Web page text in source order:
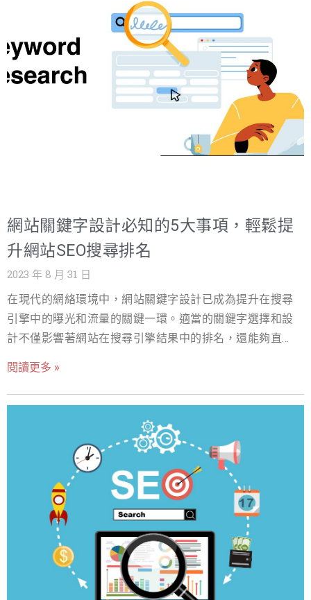
用是通過分析網站間的連結數量與來源品質，從而給予排
名，可後來因爲發生反向連結濫用等情況，於是在2012年
Google推出新的企鵝演算法。 企鵝演算法的出現補足了
PageRank演算法的漏洞，能有效打擊刻意操作網站反向連
結或製造大量垃圾連結者，可以說是Google的最佳連結品
質守門員！而這也意味著，如果想讓網站擁有好排名，必
須從企鵝演算法重視的連結品質、關聯性等方向做整體的
內部、外部連結規劃。 內部連結：網站的導覽員，讓
道，讓彼此串連一起，不管是對Google搜尋引擎或用戶來
說都有極大的好處！ 二、內部連結的作用 1.引導爬蟲了解
過網站爬蟲造訪、索引、排名3個步驟。而網站連結優化的
功能，正好可以幫助爬蟲在訪問自家網站時，隨著內部連
結從一個網頁順利到另一個網頁，以建立完整的網站地
圖，同時理解不同頁面之間的關聯性與層級，從而提升網
頁被發現及索引的速度。 2.提升頁面權重 網站上的A網頁
最多內部連結的網頁，不僅能被Google視為最重要的頁
面，相對地當首頁權重增加，也能取得比較高的排名。 3.
提高用戶的停留時間 透過內部連結將用戶引導至其他關聯
性高且有價值的網頁，往往能讓他們願意繼續探索網站，
除此之外，較長的停留時間也能被Google視為一個重要的
信號，表示網站能提供優質內容，進而對搜尋排名產生正
向影響。 三、該如何優化內部連結？ 1.善
網站關鍵字設計必知的5大事項，輕鬆提
升網站SEO搜尋排名
2023 年 8 月 31 日
在現代的網絡環境中，網站關鍵字設計已成為提升在搜尋
引擎中的曝光和流量的關鍵一環。適當的關鍵字選擇和設
計不僅影響著網站在搜尋引擎結果中的排名，還能夠直接
對於每個網站來說，理解並運用關鍵字設計的原則是相當
品牌，一定都希望自己的網站，能夠在搜尋引擎結果中盡
可能地靠前。 而網站關鍵字設計作為橋樑，能夠將您的網
站與潛在的訪客聯繫起來。接下來，我們將深入探討如何
透過精心的網站關鍵字設計，實現更好的SEO效果。 1. 網
站關鍵字設計研究與分析 網站關鍵字設計在現代的數位行
銷環境中扮演著舉足輕重的角色，關鍵字是網站能否在眾
多競爭對手中在搜尋引擎中脫穎而出的關鍵要素之一，它
們直接影響著網站在搜尋引擎結果中的排名、流量和點
擊。 因此進行充分的網站關鍵字設計研究與分析，是實現
閱讀更多 »